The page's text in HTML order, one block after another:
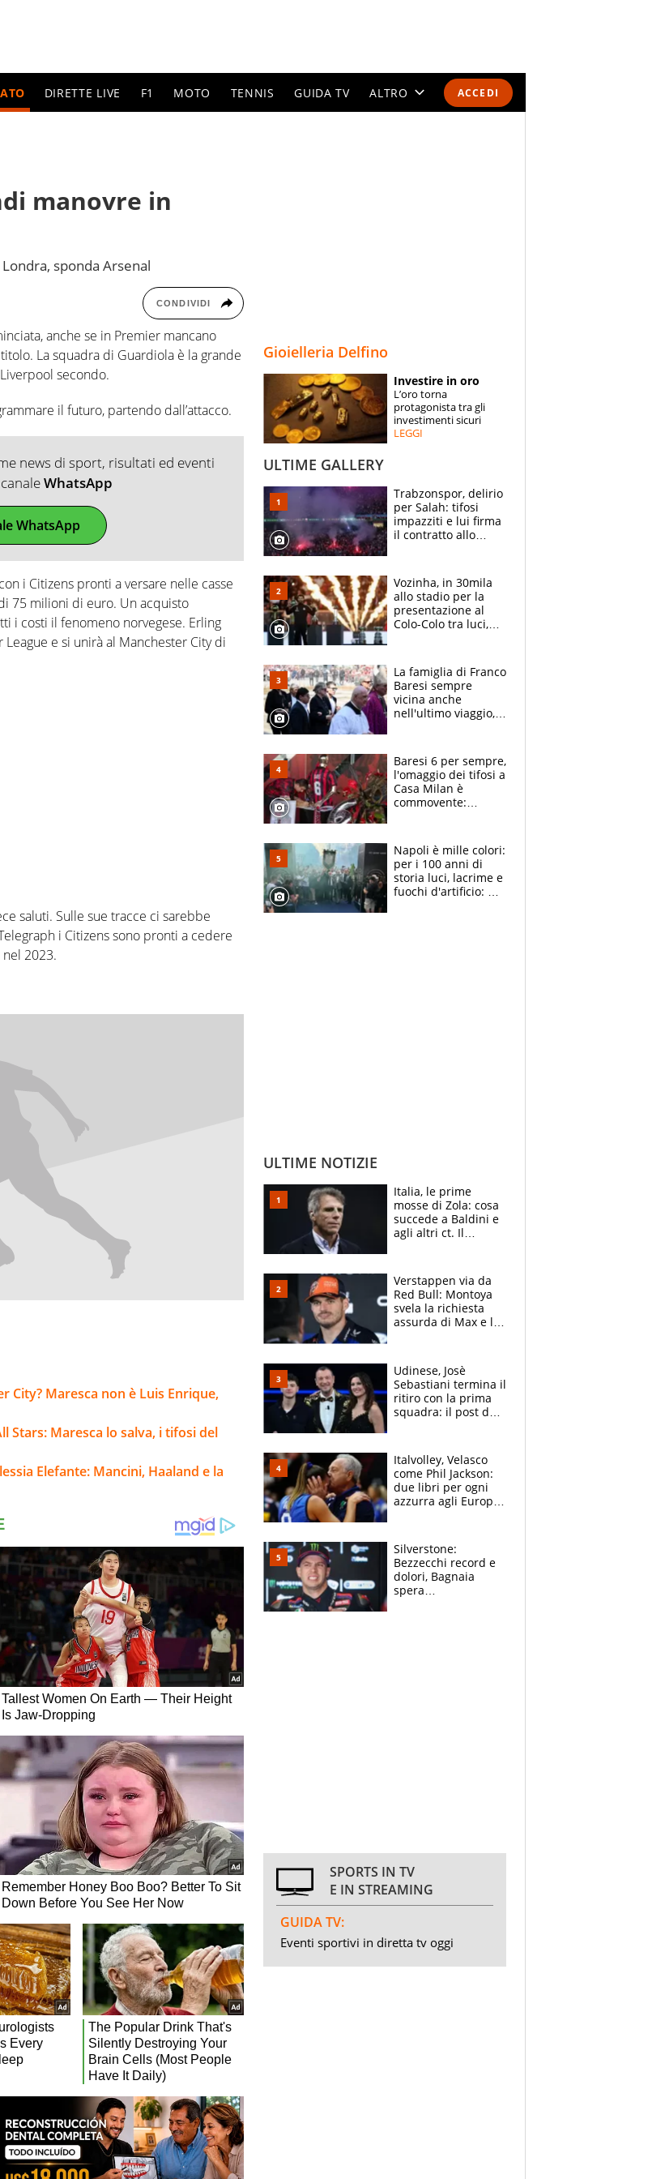
ACCEDI
DIRETTE LIVE F1 MOTO TENNIS GUIDA TV ALTRO
SPECIALI
ESPERTI
manovre in
sponda Arsenal
CONDIVIDI
anche se in Premier mancano
La squadra di Guardiola è la grande
secondo.
il futuro, partendo dall’attacco.
news di sport, risultati ed eventi
WhatsApp
WhatsApp
i Citizens pronti a versare nelle casse
75 milioni di euro. Un acquisto
i costi il fenomeno norvegese. Erling
e si unirà al Manchester City di
saluti. Sulle sue tracce ci sarebbe
i Citizens sono pronti a cedere
2023.
City? Maresca non è Luis Enrique,
Stars: Maresca lo salva, i tifosi del
Elefante: Mancini, Haaland e la
Gioielleria Delfino
Investire in oro
L’oro torna
protagonista tra gli
investimenti sicuri
LEGGI
ULTIME GALLERY
Trabzonspor, delirio
per Salah: tifosi
impazziti e lui firma
il contratto allo
Vozinha, in 30mila
allo stadio per la
presentazione al
Colo-Colo tra luci,
La famiglia di Franco
Baresi sempre
vicina anche
nell'ultimo viaggio,
circondati
dall'affetto dei tifosi
Baresi 6 per sempre,
l'omaggio dei tifosi a
Casa Milan è
commovente:
bigliettini
Napoli è mille colori:
per i 100 anni di
storia luci, lacrime e
fuochi d'artificio: De
ULTIME NOTIZIE
Italia, le prime
mosse di Zola: cosa
succede a Baldini e
agli altri ct. Il
azzurri
Verstappen via da
Red Bull: Montoya
svela la richiesta
assurda di Max e lo
McLaren siano
meglio?”
Udinese, Josè
Sebastiani termina il
ritiro con la prima
squadra: il post del
sfondo
Italvolley, Velasco
come Phil Jackson:
due libri per ogni
azzurra agli Europei.
Silverstone:
Bezzecchi record e
dolori, Bagnaia
spera
SPORTS IN TV
E IN STREAMING
GUIDA TV:
Eventi sportivi in diretta tv oggi